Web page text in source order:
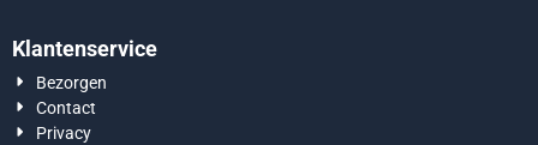
Klantenservice
Bezorgen
Contact
Privacy